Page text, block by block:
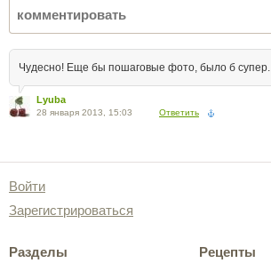
Чудесно! Еще бы пошаговые фото, было б супер.
Lyuba
28 января 2013, 15:03 Ответить
Войти
Зарегистрироваться
Разделы
Рецепты